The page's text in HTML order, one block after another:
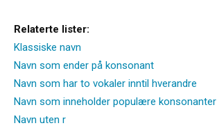
Relaterte lister:
Klassiske navn
Navn som ender på konsonant
Navn som har to vokaler inntil hverandre
Navn som inneholder populære konsonanter
Navn uten r